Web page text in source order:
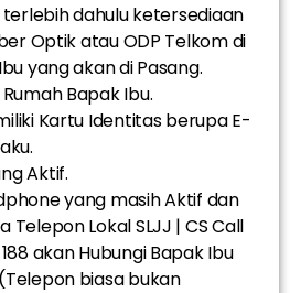
dahulu ketersediaan
Optik atau ODP Telkom di
yang akan di Pasang.
Bapak Ibu.
Kartu Identitas berupa E-
Aktif.
yang masih Aktif dan
Lokal SLJJ | CS Call
akan Hubungi Bapak Ibu
biasa bukan